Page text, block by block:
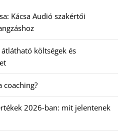
Kácsa Audió szakértői
költségek és
coaching?
2026-ban: mit jelentenek